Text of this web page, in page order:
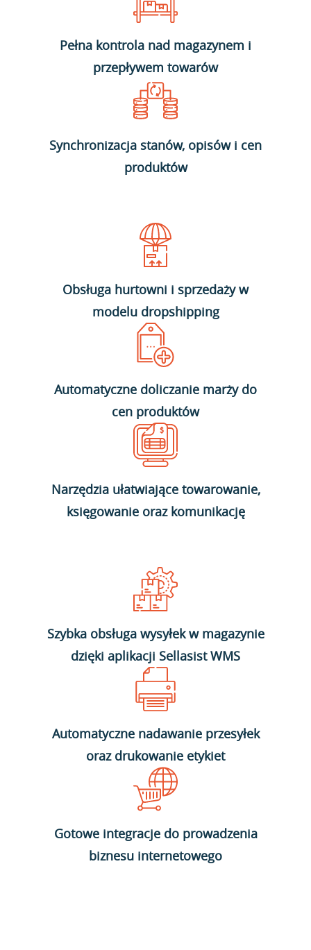
Pełna kontrola nad magazynem i
przepływem towarów
Synchronizacja stanów, opisów i cen
produktów
Obsługa hurtowni i sprzedaży w
modelu dropshipping
Automatyczne doliczanie marży do
cen produktów
Narzędzia ułatwiające towarowanie,
księgowanie oraz komunikację
Szybka obsługa wysyłek w magazynie
dzięki aplikacji Sellasist WMS
Automatyczne nadawanie przesyłek
oraz drukowanie etykiet
Gotowe integracje do prowadzenia
biznesu internetowego